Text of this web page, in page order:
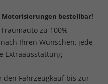
bestellbar!
zu 100%
Ihren Wünschen, jede
Extraausstattung
Fahrzeugkauf bis zur